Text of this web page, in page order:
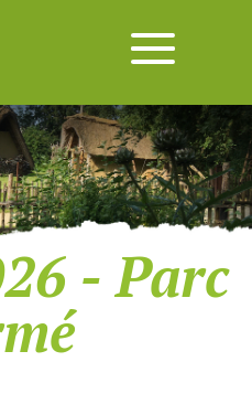
- Parc